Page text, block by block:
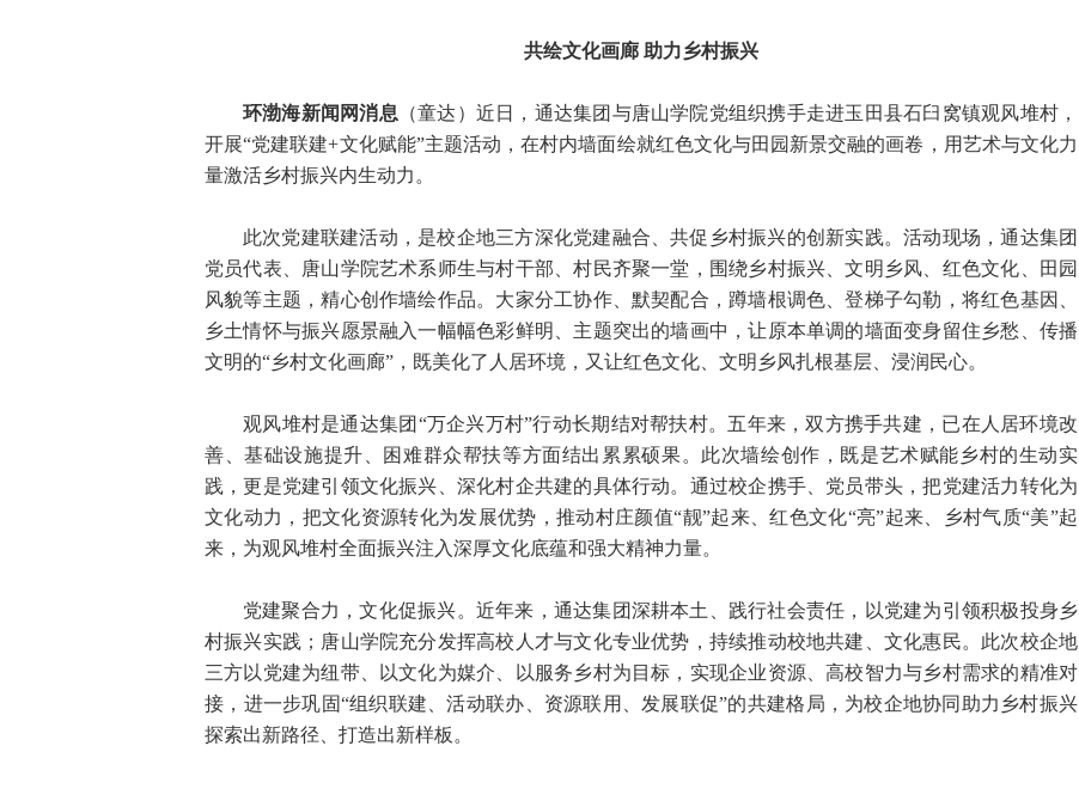
共绘文化画廊 助力乡村振兴
环渤海新闻网消息 （童达）近日，通达集团与唐山学院党组织携手走进玉田县石臼窝镇观风堆村，
开展“党建联建+文化赋能”主题活动，在村内墙面绘就红色文化与田园新景交融的画卷，用艺术与文化力
量激活乡村振兴内生动力。
此次党建联建活动，是校企地三方深化党建融合、共促乡村振兴的创新实践。活动现场，通达集团
党员代表、唐山学院艺术系师生与村干部、村民齐聚一堂，围绕乡村振兴、文明乡风、红色文化、田园
风貌等主题，精心创作墙绘作品。大家分工协作、默契配合，蹲墙根调色、登梯子勾勒，将红色基因、
乡土情怀与振兴愿景融入一幅幅色彩鲜明、主题突出的墙画中，让原本单调的墙面变身留住乡愁、传播
文明的“乡村文化画廊”，既美化了人居环境，又让红色文化、文明乡风扎根基层、浸润民心。
观风堆村是通达集团“万企兴万村”行动长期结对帮扶村。五年来，双方携手共建，已在人居环境改
善、基础设施提升、困难群众帮扶等方面结出累累硕果。此次墙绘创作，既是艺术赋能乡村的生动实
践，更是党建引领文化振兴、深化村企共建的具体行动。通过校企携手、党员带头，把党建活力转化为
文化动力，把文化资源转化为发展优势，推动村庄颜值“靓”起来、红色文化“亮”起来、乡村气质“美”起
来，为观风堆村全面振兴注入深厚文化底蕴和强大精神力量。
党建聚合力，文化促振兴。近年来，通达集团深耕本土、践行社会责任，以党建为引领积极投身乡
村振兴实践；唐山学院充分发挥高校人才与文化专业优势，持续推动校地共建、文化惠民。此次校企地
三方以党建为纽带、以文化为媒介、以服务乡村为目标，实现企业资源、高校智力与乡村需求的精准对
接，进一步巩固“组织联建、活动联办、资源联用、发展联促”的共建格局，为校企地协同助力乡村振兴
探索出新路径、打造出新样板。